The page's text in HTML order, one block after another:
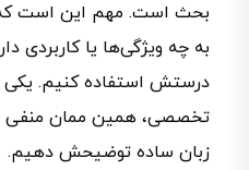
بحث است. مهم این است که
به چه ویژگی‌ها یا کاربردی
درستش استفاده کنیم.
تخصصی، همین ممان منفی
زبان ساده توضیحش دهیم.